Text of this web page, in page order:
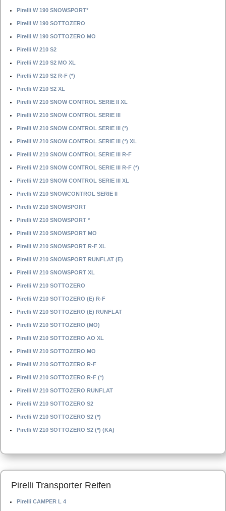
Pirelli W 190 SNOWSPORT*
Pirelli W 190 SOTTOZERO
Pirelli W 190 SOTTOZERO MO
Pirelli W 210 S2
Pirelli W 210 S2 MO XL
Pirelli W 210 S2 R-F (*)
Pirelli W 210 S2 XL
Pirelli W 210 SNOW CONTROL SERIE II XL
Pirelli W 210 SNOW CONTROL SERIE III
Pirelli W 210 SNOW CONTROL SERIE III (*)
Pirelli W 210 SNOW CONTROL SERIE III (*) XL
Pirelli W 210 SNOW CONTROL SERIE III R-F
Pirelli W 210 SNOW CONTROL SERIE III R-F (*)
Pirelli W 210 SNOW CONTROL SERIE III XL
Pirelli W 210 SNOWCONTROL SERIE II
Pirelli W 210 SNOWSPORT
Pirelli W 210 SNOWSPORT *
Pirelli W 210 SNOWSPORT MO
Pirelli W 210 SNOWSPORT R-F XL
Pirelli W 210 SNOWSPORT RUNFLAT (E)
Pirelli W 210 SNOWSPORT XL
Pirelli W 210 SOTTOZERO
Pirelli W 210 SOTTOZERO (E) R-F
Pirelli W 210 SOTTOZERO (E) RUNFLAT
Pirelli W 210 SOTTOZERO (MO)
Pirelli W 210 SOTTOZERO AO XL
Pirelli W 210 SOTTOZERO MO
Pirelli W 210 SOTTOZERO R-F
Pirelli W 210 SOTTOZERO R-F (*)
Pirelli W 210 SOTTOZERO RUNFLAT
Pirelli W 210 SOTTOZERO S2
Pirelli W 210 SOTTOZERO S2 (*)
Pirelli W 210 SOTTOZERO S2 (*) (KA)
Pirelli Transporter Reifen
Pirelli CAMPER L 4